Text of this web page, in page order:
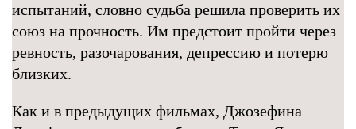
испытаний, словно судьба решила проверить их
союз на прочность. Им предстоит пройти через
ревность, разочарования, депрессию и потерю
близких.
Как и в предыдущих фильмах, Джозефина